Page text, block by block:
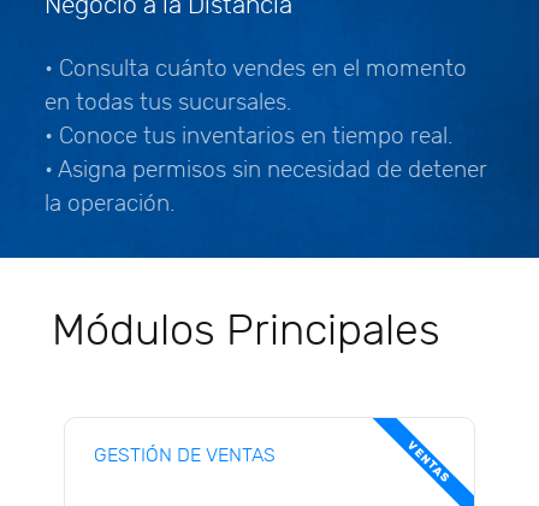
• Consulta cuánto vendes en el momento
en todas tus sucursales.
• Conoce tus inventarios en tiempo real.
• Asigna permisos sin necesidad de detener
la operación.
Módulos Principales
VENTAS
GESTIÓN DE VENTAS